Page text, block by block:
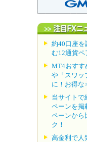
約40口座を
む12通貨ペ
MT4おすす
や「スワッ
に！お得な
当サイトで
ペーンを掲
ペーンから
ク！
高金利で人